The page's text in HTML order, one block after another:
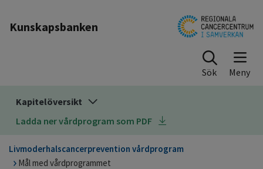
Kunskapsbanken
Sök
Kapitelöversikt
Ladda ner vårdprogram som PDF
Livmoderhalscancerprevention vårdprogram
Mål med vårdprogrammet